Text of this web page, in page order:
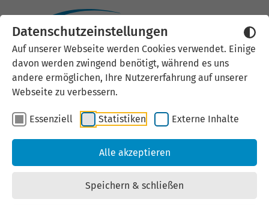
Datenschutzeinstellungen
Auf unserer Webseite werden Cookies verwendet. Einige
davon werden zwingend benötigt, während es uns
andere ermöglichen, Ihre Nutzererfahrung auf unserer
Webseite zu verbessern.
Essenziell Statistiken Externe Inhalte
Alle akzeptieren
Speichern & schließen
Externen Inhalt laden
Wir verwenden auf unserer
Website externe Inhalte, um Ihnen
zusätzliche Informationen
anzubieten. Einige externe Inhalte
(z.B. Google Maps, Youtube)
können persönliche Daten (z.B. IP-
Mit der Bestätigung erklären Sie